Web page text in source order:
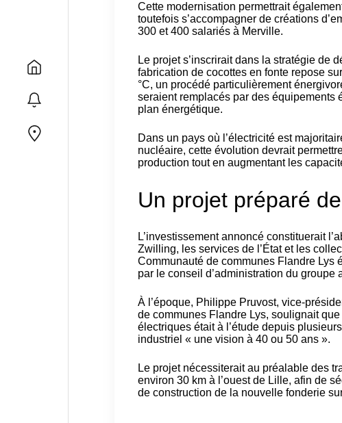
Cette modernisation permettrait
toutefois s’accompagner de créations
300 et 400 salariés à Merville.
Le projet s’inscrirait dans la stratégie de
fabrication de cocottes en fonte repose
°C, un procédé particulièrement
seraient remplacés par des équipements
plan énergétique.
Dans un pays où l’électricité est
nucléaire, cette évolution devrait
production tout en augmentant les
Un projet préparé
L’investissement annoncé constituerait
Zwilling, les services de l’État et les
Communauté de communes Flandre
par le conseil d’administration du groupe
À l’époque, Philippe Pruvost, vice-
de communes Flandre Lys, soulignait
électriques était à l’étude depuis
industriel « une vision à 40 ou 50 ans ».
Le projet nécessiterait au préalable des
environ 30 km à l’ouest de Lille, afin de
de construction de la nouvelle fonderie